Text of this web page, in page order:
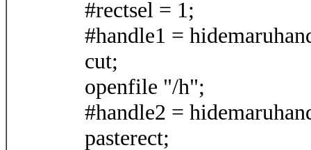
#rectsel = 1;
#handle1 =
cut;
openfile "/h";
#handle2 =
pasterect;